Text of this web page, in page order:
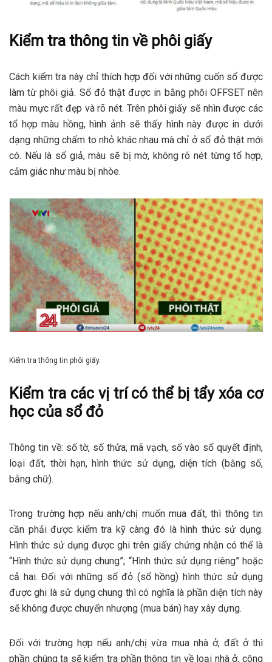
Kiểm tra thông tin về phôi giấy
Cách kiểm tra này chỉ thích hợp đối với những cuốn sổ được
làm từ phôi giả. Sổ đỏ thật được in bằng phôi OFFSET nên
màu mực rất đẹp và rõ nét. Trên phôi giấy sẽ nhìn được các
tổ hợp màu hồng, hình ảnh sẽ thấy hình này được in dưới
dạng những chấm to nhỏ khác nhau mà chỉ ở sổ đỏ thật mới
có. Nếu là sổ giả, màu sẽ bị mờ, không rõ nét từng tổ hợp,
cảm giác như màu bị nhòe.
Kiểm tra thông tin phôi giấy.
Kiểm tra các vị trí có thể bị tẩy xóa cơ
học của sổ đỏ
Thông tin về: số tờ, số thửa, mã vạch, số vào sổ quyết định,
loại đất, thời hạn, hình thức sử dụng, diện tích (bằng số,
bằng chữ).
Trong trường hợp nếu anh/chị muốn mua đất, thì thông tin
cần phải được kiểm tra kỹ càng đó là hình thức sử dụng.
Hình thức sử dụng được ghi trên giấy chứng nhận có thể là
“Hình thức sử dụng chung”; “Hình thức sử dụng riêng” hoặc
cả hai. Đối với những sổ đỏ (sổ hồng) hình thức sử dụng
được ghi là sử dụng chung thì có nghĩa là phần diện tích này
sẽ không được chuyển nhượng (mua bán) hay xây dựng.
Đối với trường hợp nếu anh/chị vừa mua nhà ở, đất ở thì
phần chúng ta sẽ kiểm tra phần thông tin về loại nhà ở, công